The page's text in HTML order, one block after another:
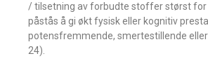
/ tilsetning av forbudte stoffer størst for
påstås å gi økt fysisk eller kognitiv
potensfremmende, smertestillende
24).